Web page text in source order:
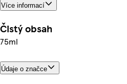
Více informací
Čistý obsah
75ml
Údaje o značce